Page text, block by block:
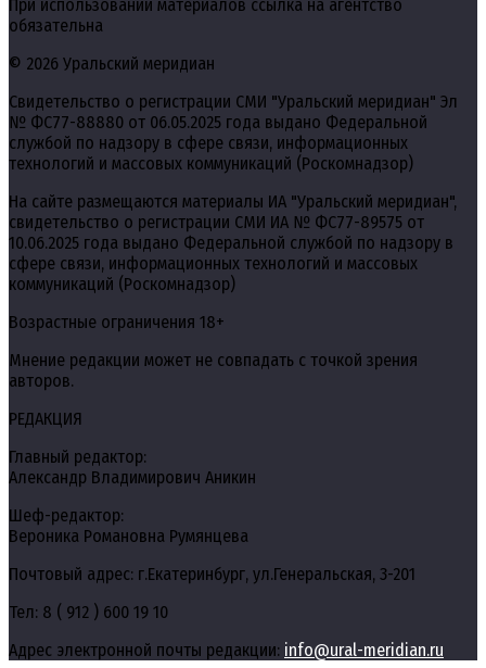
При использовании материалов ссылка на агентство
обязательна
© 2026 Уральский меридиан
Свидетельство о регистрации СМИ "Уральский меридиан" Эл
№ ФС77-88880 от 06.05.2025 года выдано Федеральной
службой по надзору в сфере связи, информационных
технологий и массовых коммуникаций (Роскомнадзор)
На сайте размещаются материалы ИА "Уральский меридиан",
свидетельство о регистрации СМИ ИА № ФС77-89575 от
10.06.2025 года выдано Федеральной службой по надзору в
сфере связи, информационных технологий и массовых
коммуникаций (Роскомнадзор)
Возрастные ограничения 18+
Мнение редакции может не совпадать с точкой зрения
авторов.
РЕДАКЦИЯ
Главный редактор:
Александр Владимирович Аникин
Шеф-редактор:
Вероника Романовна Румянцева
Почтовый адрес: г.Екатеринбург, ул.Генеральская, 3-201
Тел: 8 ( 912 ) 600 19 10
Адрес электронной почты редакции: info@ural-meridian.ru